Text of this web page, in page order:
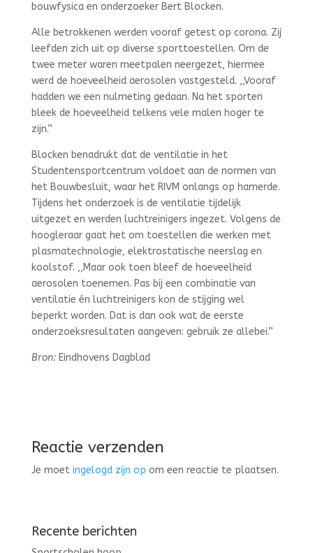
bouwfysica en onderzoeker Bert Blocken.
Alle betrokkenen werden vooraf getest op corona. Zij
leefden zich uit op diverse sporttoestellen. Om de
twee meter waren meetpalen neergezet, hiermee
werd de hoeveelheid aerosolen vastgesteld. ,,Vooraf
hadden we een nulmeting gedaan. Na het sporten
bleek de hoeveelheid telkens vele malen hoger te
zijn.”
Blocken benadrukt dat de ventilatie in het
Studentensportcentrum voldoet aan de normen van
het Bouwbesluit, waar het RIVM onlangs op hamerde.
Tijdens het onderzoek is de ventilatie tijdelijk
uitgezet en werden luchtreinigers ingezet. Volgens de
hoogleraar gaat het om toestellen die werken met
plasmatechnologie, elektrostatische neerslag en
koolstof. ,,Maar ook toen bleef de hoeveelheid
aerosolen toenemen. Pas bij een combinatie van
ventilatie én luchtreinigers kon de stijging wel
beperkt worden. Dat is dan ook wat de eerste
onderzoeksresultaten aangeven: gebruik ze allebei.”
Bron: Eindhovens Dagblad
Reactie verzenden
Je moet ingelogd zijn op om een reactie te plaatsen.
Recente berichten